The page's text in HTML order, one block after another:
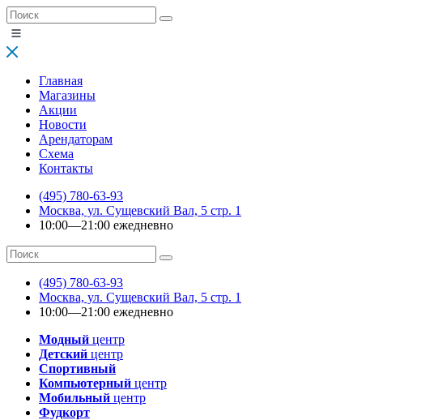
Главная
Магазины
Акции
Новости
Арендаторам
Схема
Контакты
(495) 780-63-93
Москва, ул. Сущевский Вал, 5 стр. 1
10:00—21:00 ежедневно
(495) 780-63-93
Москва, ул. Сущевский Вал, 5 стр. 1
10:00—21:00 ежедневно
Модный центр
Детский центр
Спортивный
Компьютерный центр
Мобильный центр
Фудкорт